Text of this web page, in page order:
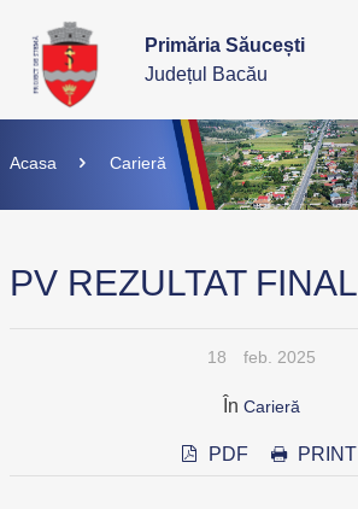
Primăria Săucești
Județul Bacău
Acasa Carieră
PV REZULTAT FINAL
18 feb. 2025
În Carieră
PDF PRINT